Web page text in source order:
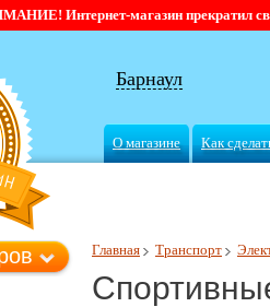
Интернет-магазин прекратил
Барнаул
О магазине Как
Главная Транспорт